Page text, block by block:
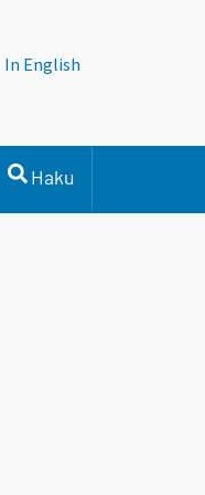
In English
Haku